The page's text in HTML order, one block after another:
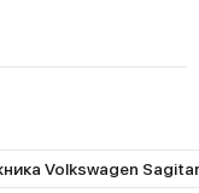
Volkswagen Sagitar